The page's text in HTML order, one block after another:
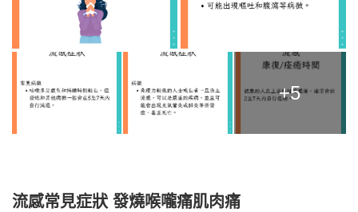
+5
流感常見症狀 發燒喉嚨痛肌肉痛